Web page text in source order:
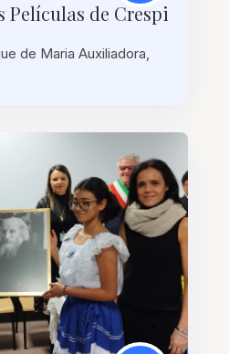
Películas de Crespi
de Maria Auxiliadora,